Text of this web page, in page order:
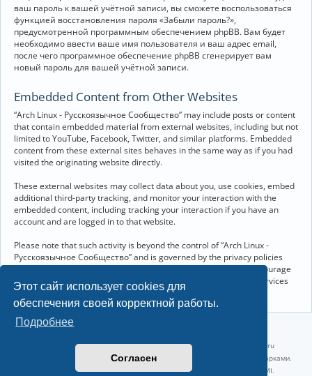
Этот сайт использует cookies для
обеспечения своей корректной работы.
Подробнее
Согласен
ваш пароль к вашей учётной записи, вы сможете воспользоваться
функцией восстановления пароля «Забыли пароль?»,
предусмотренной программным обеспечением phpBB. Вам будет
необходимо ввести ваше имя пользователя и ваш адрес email,
после чего программное обеспечение phpBB сгенерирует вам
новый пароль для вашей учётной записи.
Embedded Content from Other Websites
“Arch Linux - Русскоязычное Сообщество” may include posts or content
that contain embedded material from external websites, including but not
limited to YouTube, Facebook, Twitter, and similar platforms. Embedded
content from these external sites behaves in the same way as if you had
visited the originating website directly.
These external websites may collect data about you, use cookies, embed
additional third-party tracking, and monitor your interaction with the
embedded content, including tracking your interaction if you have an
account and are logged in to that website.
Please note that such activity is beyond the control of “Arch Linux -
Русскоязычное Сообщество” and is governed by the privacy policies
and terms of service of the respective external websites. We encourage
you to review the privacy and cookie policies of any third-party services
you interact with through embedded content.
Linux 6.18.40-1-lts x86_64 GNU/Linux 2026-07-26 08:48:12 |
vps reg.ru
Название и логотип Arch Linux ™ являются признанными торговыми марками.
Linux ® — зарегистрированная торговая марка Linus Torvalds и LMI.